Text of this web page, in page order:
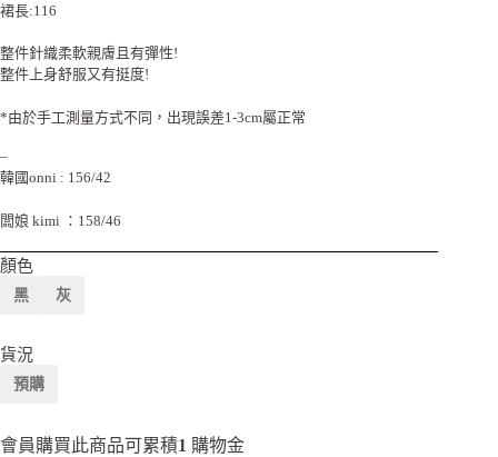
裙長:116
整件針織柔軟親膚且有彈性!
整件上身舒服又有挺度!
*由於手工測量方式不同，出現誤差1-3cm屬正常
–
韓國onni : 156/42
闆娘 kimi ：158/46
顏色
黑 灰
貨況
預購
會員購買此商品可累積1 購物金